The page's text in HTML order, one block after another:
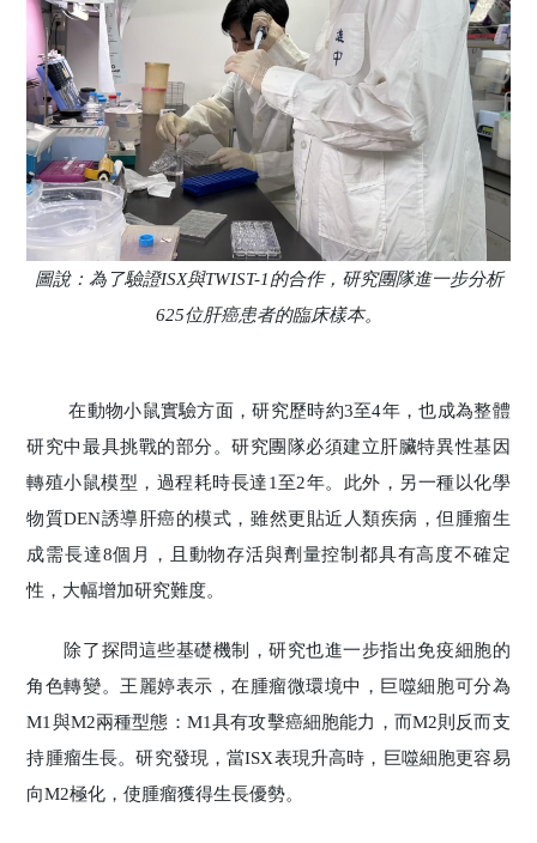
圖說：為了驗證ISX與TWIST-1的合作，研究團隊進一步分析
625位肝癌患者的臨床樣本。
在動物小鼠實驗方面，研究歷時約3至4年，也成為整體
研究中最具挑戰的部分。研究團隊必須建立肝臟特異性基因
轉殖小鼠模型，過程耗時長達1至2年。此外，另一種以化學
物質DEN誘導肝癌的模式，雖然更貼近人類疾病，但腫瘤生
成需長達8個月，且動物存活與劑量控制都具有高度不確定
性，大幅增加研究難度。
除了探問這些基礎機制，研究也進一步指出免疫細胞的
角色轉變。王麗婷表示，在腫瘤微環境中，巨噬細胞可分為
M1與M2兩種型態：M1具有攻擊癌細胞能力，而M2則反而支
持腫瘤生長。研究發現，當ISX表現升高時，巨噬細胞更容易
向M2極化，使腫瘤獲得生長優勢。